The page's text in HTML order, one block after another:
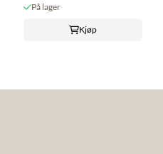
På lager
Kjøp